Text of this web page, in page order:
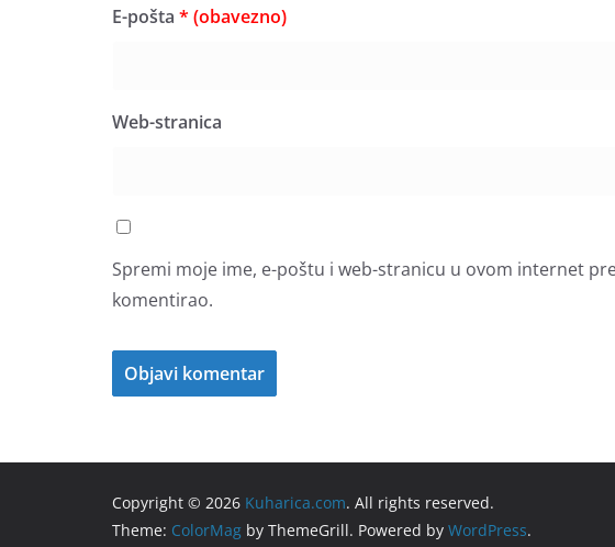
E-pošta * (obavezno)
Web-stranica
Spremi moje ime, e-poštu i web-stranicu u ovom internet
komentirao.
Copyright © 2026 Kuharica.com. All rights reserved.
Theme: ColorMag by ThemeGrill. Powered by WordPress.